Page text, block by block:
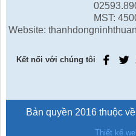
MST:
Website:
Kết nối với chúng tôi
Bản quyền 2016 thuộc
Thiết kế